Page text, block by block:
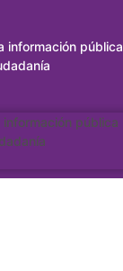
información pública
pública